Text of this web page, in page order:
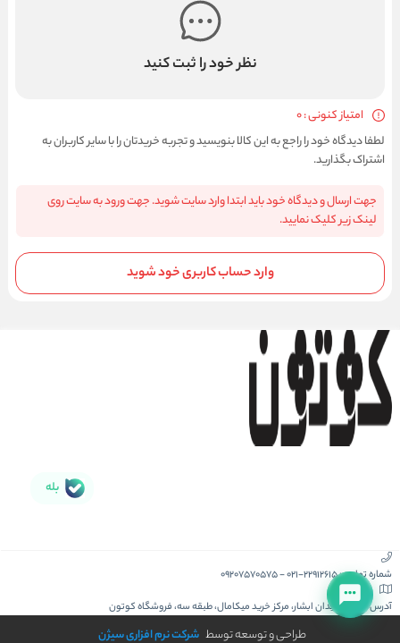
نظر خود را ثبت کنید
امتیاز کنونی : 0
لطفا دیدگاه خود را راجع به این کالا بنویسید و تجربه خریدتان را با سایر کاربران به
اشتراک بگذارید.
جهت ارسال و دیدگاه خود باید ابتدا وارد سایت شوید. جهت ورود به سایت روی
لینک زیر کلیک نمایید.
وارد حساب کاربری خود شوید
بله
شماره تماس :021-22912615
-
09207570575
آدرس :کیش، میدان ابشار، مرکز خرید میکامال، طبقه سه، فروشگاه کوتون
طراحی و توسعه توسط شرکت نرم افزاری سیژن